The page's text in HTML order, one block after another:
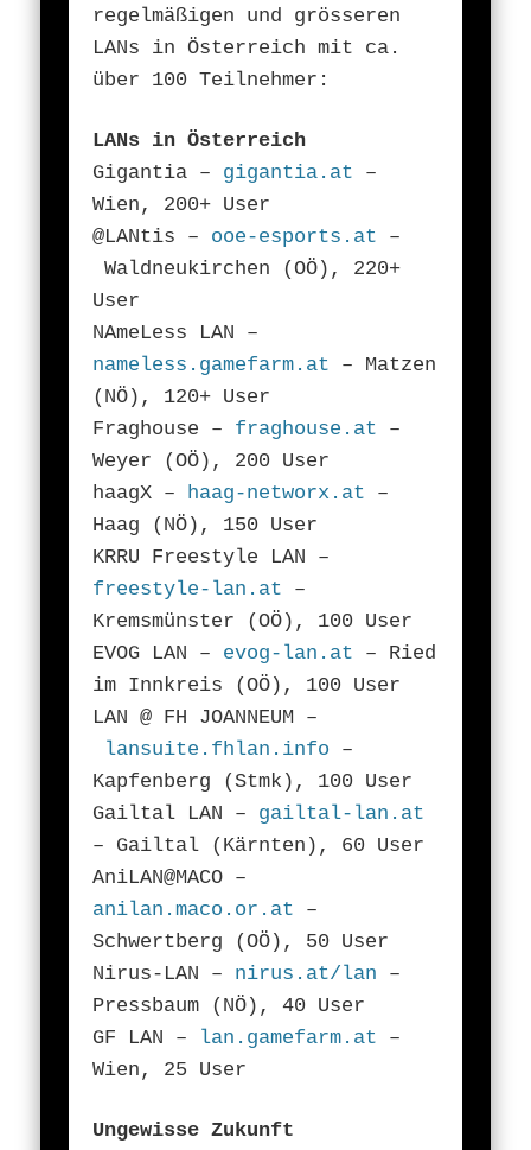
regelmäßigen und grösseren
LANs in Österreich mit ca.
über 100 Teilnehmer:
LANs in Österreich
Gigantia – gigantia.at –
Wien, 200+ User
@LANtis – ooe-esports.at –
Waldneukirchen (OÖ), 220+
User
NAmeLess LAN –
nameless.gamefarm.at – Matzen
(NÖ), 120+ User
Fraghouse – fraghouse.at –
Weyer (OÖ), 200 User
haagX – haag-networx.at –
Haag (NÖ), 150 User
KRRU Freestyle LAN –
freestyle-lan.at –
Kremsmünster (OÖ), 100 User
EVOG LAN – evog-lan.at – Ried
im Innkreis (OÖ), 100 User
LAN @ FH JOANNEUM –
lansuite.fhlan.info –
Kapfenberg (Stmk), 100 User
Gailtal LAN – gailtal-lan.at
– Gailtal (Kärnten), 60 User
AniLAN@MACO –
anilan.maco.or.at –
Schwertberg (OÖ), 50 User
Nirus-LAN – nirus.at/lan –
Pressbaum (NÖ), 40 User
GF LAN –
lan.gamefarm.at –
Wien, 25 User
Ungewisse Zukunft